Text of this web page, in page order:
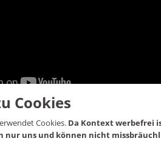
Cookies
Cookies. Da Kontext werbefrei
nur uns und können nicht